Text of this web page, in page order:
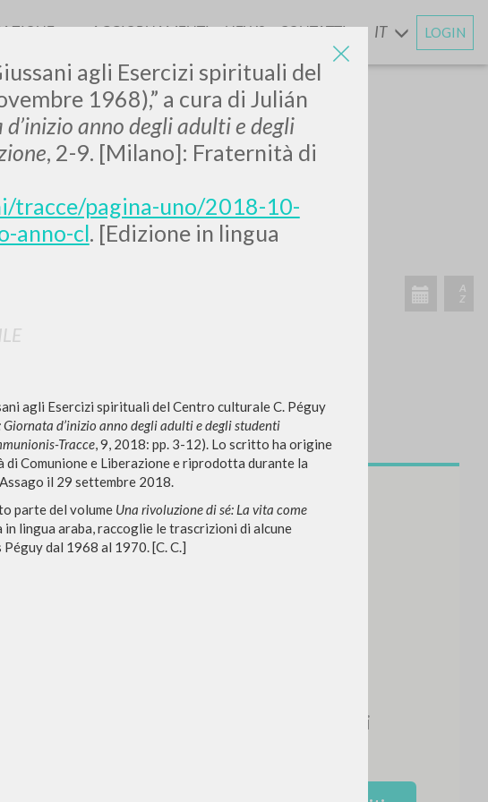
agli Esercizi spirituali del
1968),” a cura di Julián
d’inizio anno degli adulti e degli
, 2-9. [Milano]: Fraternità di
tracce/pagina-uno/2018-10-
anno-cl. [Edizione in lingua
agli Esercizi spirituali del Centro culturale C. Péguy
Giornata d’inizio anno degli adulti e degli studenti
Tracce, 9, 2018: pp. 3-12). Lo scritto ha origine
Comunione e Liberazione e riprodotta durante la
il 29 settembre 2018.
parte del volume Una rivoluzione di sé: La vita come
in lingua araba, raccoglie le trascrizioni di alcune
dal 1968 al 1970. [C. C.]
AGGIORNAMENTIENEWS CONTATTI IT LOGIN
Frase esatta CERCA